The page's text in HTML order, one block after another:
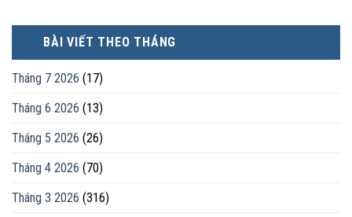
khi
ly
hôn
BÀI VIẾT THEO THÁNG
Tháng 7 2026 (17)
Tháng 6 2026 (13)
Tháng 5 2026 (26)
Tháng 4 2026 (70)
Tháng 3 2026 (316)